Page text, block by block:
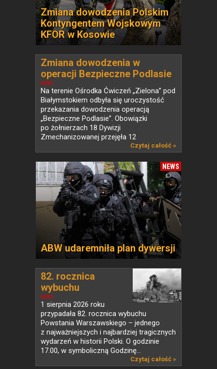
Zmiana dowodzenia Polskim
Kontyngentem Wojskowym
KFOR w Kosowie
NEWS
Zmiana dowodzenia w
operacji Bezpieczne Podlasie
Na terenie Ośrodka Ćwiczeń „Zielona” pod
Białymstokiem odbyła się uroczystość
przekazania dowodzenia operacją
„Bezpieczne Podlasie”. Obowiązki
po żołnierzach 18 Dywizji
Zmechanizowanej przejęła 12
Czytaj całość »
NEWS
ABW udaremniła plan dywersji
NEWS
82. rocznica
wybuchu
Powstania...
1 sierpnia 2026 roku
przypadała 82. rocznica wybuchu
Powstania Warszawskiego – jednego
z najważniejszych i najbardziej tragicznych
wydarzeń w historii Polski. O godzinie
17.00, w symboliczną Godzinę...
Czytaj całość »